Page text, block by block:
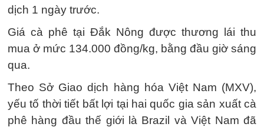
dịch 1 ngày trước.
Giá cà phê tại Đắk Nông được thương lái thu
mua ở mức 134.000 đồng/kg, bằng đầu giờ sáng
qua.
Theo Sở Giao dịch hàng hóa Việt Nam (MXV),
yếu tố thời tiết bất lợi tại hai quốc gia sản xuất cà
phê hàng đầu thế giới là Brazil và Việt Nam đã